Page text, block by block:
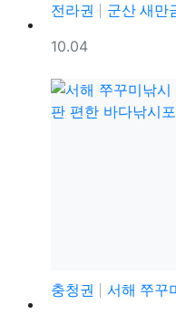
전라권
군산 새만금
등록일
10.04
충청권
서해 쭈꾸미